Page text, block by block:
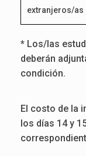
extranjeros/as
* Los/las
deberán
condición.
El costo de la
los días 14 y